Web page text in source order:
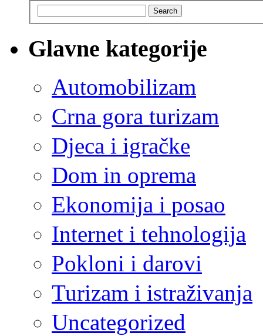
Search
Glavne kategorije
Automobilizam
Crna gora turizam
Djeca i igračke
Dom in oprema
Ekonomija i posao
Internet i tehnologija
Pokloni i darovi
Turizam i istraživanja
Uncategorized